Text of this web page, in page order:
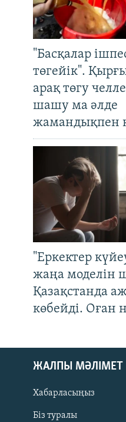
"Басқалар
төгейік".
арақ төгу
шашу ма әлде
жамандықпен
"Еркектер
жаңа моделін
Қазақстанда
көбейді. Оған
ЖАЛПЫ МӘЛІМЕТ
Хабарласыңыз
Біз туралы